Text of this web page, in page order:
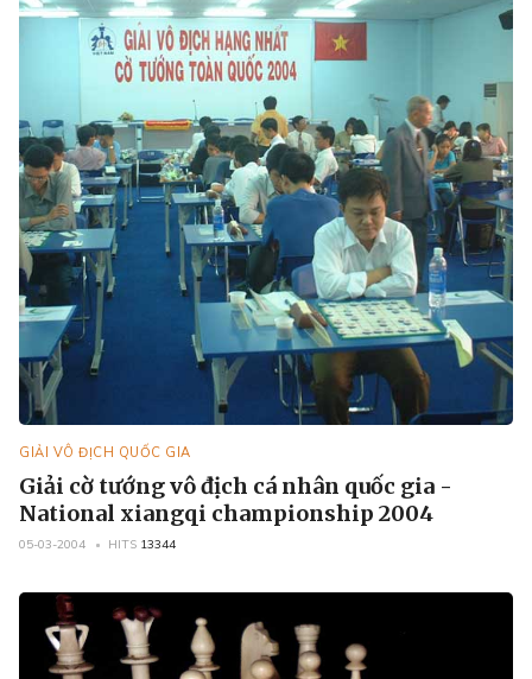
GIẢI VÔ ĐỊCH QUỐC GIA
Giải cờ tướng vô địch cá nhân quốc gia -
National xiangqi championship 2004
05-03-2004 HITS 13344